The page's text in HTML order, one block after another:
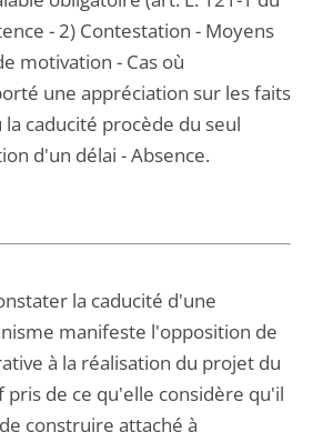
- 2) Contestation - Moyens
motivation - Cas où
une appréciation sur les faits
la caducité procède du seul
d'un délai - Absence.
la caducité d'une
manifeste l'opposition de
à la réalisation du projet du
de ce qu'elle considère qu'il
construire attaché à